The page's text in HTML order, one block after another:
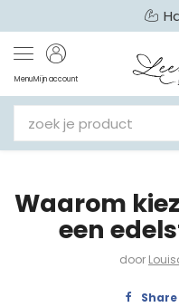
Handgemaakt
MenuMijn account
Waarom
een
door
Share